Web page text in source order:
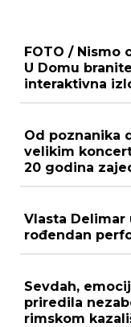
FOTO / Nismo
U Domu
interaktivna
Od poznanika
velikim
20 godina
Vlasta Delimar
rođendan
Sevdah,
priredila
rimskom